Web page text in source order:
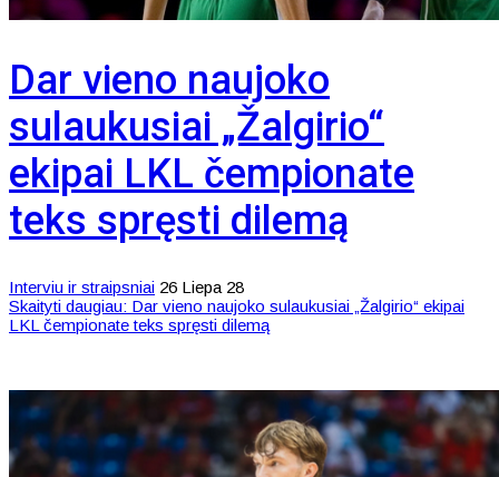
Dar vieno naujoko
sulaukusiai „Žalgirio“
ekipai LKL čempionate
teks spręsti dilemą
Interviu ir straipsniai 26 Liepa 28
Skaityti daugiau: Dar vieno naujoko sulaukusiai „Žalgirio“ ekipai
LKL čempionate teks spręsti dilemą